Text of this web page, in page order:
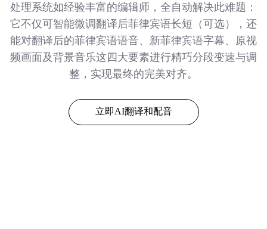
处理系统如经验丰富的编辑师，全自动解决此难题：
它不仅可智能微调翻译后菲律宾语长短（可选），还
能对翻译后的菲律宾语语音、新菲律宾语字幕、原视
频画面及背景音乐这四大要素进行精巧分段变速与调
整，实现最终的完美对齐。
立即AI翻译和配音